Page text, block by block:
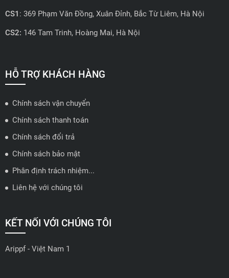
CS1 : 369 Phạm Văn Đồng, Xuân Đỉnh, Bắc Từ Liêm, Hà Nội
CS2: 146 Tam Trinh, Hoàng Mai, Hà Nội
🗺️Xem trên bản đồ
ĐẠI LÝ QUẬN 2 HCM - HẢI TRIỀU AUTO
🔰 Địa chỉ: 78-80 Vũ Tông Phan, P.An Phú, TP Thủ Đức, TP HCM
📍 Hotline: 0938584113
🗺️Xem trên bản đồ
ĐẠI LÝ THỦ ĐỨC - TB AUTO
🔰 Địa chỉ: 482 Đ. Lê Văn Việt, Tăng Nhơn Phú A, Thủ Đức,
Thành phố Hồ Chí Minh
HỖ TRỢ KHÁCH HÀNG
Chính sách vận chuyển
Chính sách thanh toán
Chính sách đổi trả
Chính sách bảo mật
Phân định trách nhiệm...
Liên hệ với chúng tôi
KẾT NỐI VỚI CHÚNG TÔI
Arippf - Việt Nam 1